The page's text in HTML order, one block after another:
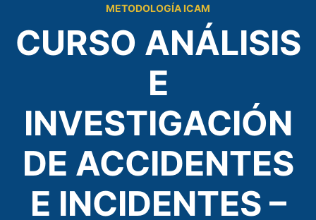
METODOLOGÍA ICAM
CURSO ANÁLISIS
E
INVESTIGACIÓN
DE ACCIDENTES
E INCIDENTES –